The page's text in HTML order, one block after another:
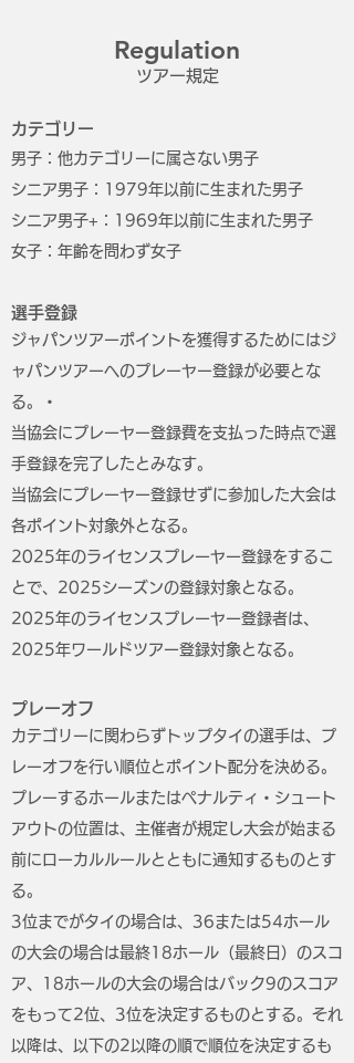
Regulation
ツアー規定
カテゴリー
男子：他カテゴリーに属さない男子
シニア男子：1979年以前に生まれた男子
シニア男子+：1969年以前に生まれた男子
女子：年齢を問わず女子
選手登録
ジャパンツアーポイントを獲得するためにはジ
ャパンツアーへのプレーヤー登録が必要とな
る。・
当協会にプレーヤー登録費を支払った時点で選
手登録を完了したとみなす。
当協会にプレーヤー登録せずに参加した大会は
各ポイント対象外となる。
2025年のライセンスプレーヤー登録をするこ
とで、2025シーズンの登録対象となる。
2025年のライセンスプレーヤー登録者は、
2025年ワールドツアー登録対象となる。
プレーオフ
カテゴリーに関わらずトップタイの選手は、プ
レーオフを行い順位とポイント配分を決める。
プレーするホールまたはペナルティ・シュート
アウトの位置は、主催者が規定し大会が始まる
前にローカルルールとともに通知するものとす
る。
3位までがタイの場合は、36または54ホール
の大会の場合は最終18ホール（最終日）のスコ
ア、18ホールの大会の場合はバック9のスコア
をもって2位、3位を決定するものとする。それ
以降は、以下の2以降の順で順位を決定するも